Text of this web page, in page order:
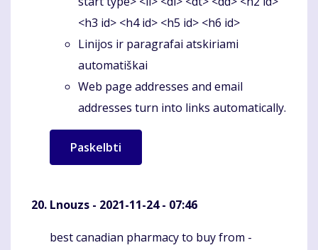
<h3 id> <h4 id> <h5 id> <h6 id>
Linijos ir paragrafai atskiriami
automatiškai
Web page addresses and email
addresses turn into links automatically.
Lnouzs - 2021-11-24 - 07:46
Komentaras
best canadian pharmacy to buy from -